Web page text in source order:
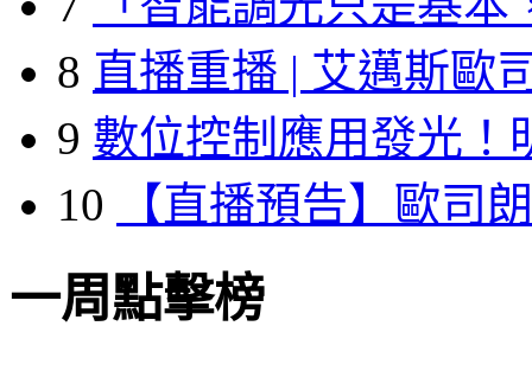
8 直播重播 | 艾邁斯歐
9 數位控制應用發光！
10
【直播預告】歐司
一周點擊榜